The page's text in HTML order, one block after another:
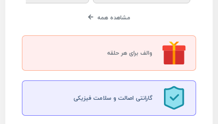
مشاهده همه
والف برای هر حلقه
گارانتی اصالت و سلامت فیزیکی